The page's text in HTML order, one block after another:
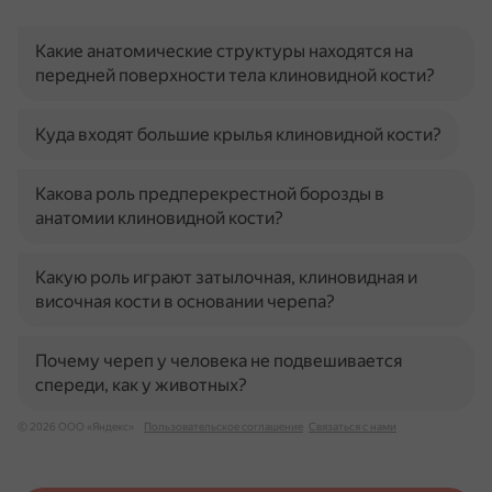
Какие анатомические структуры находятся на
передней поверхности тела клиновидной кости?
Куда входят большие крылья клиновидной кости?
Какова роль предперекрестной борозды в
анатомии клиновидной кости?
Какую роль играют затылочная, клиновидная и
височная кости в основании черепа?
Почему череп у человека не подвешивается
спереди, как у животных?
© 2026 ООО «Яндекс» Пользовательское соглашение Связаться с нами